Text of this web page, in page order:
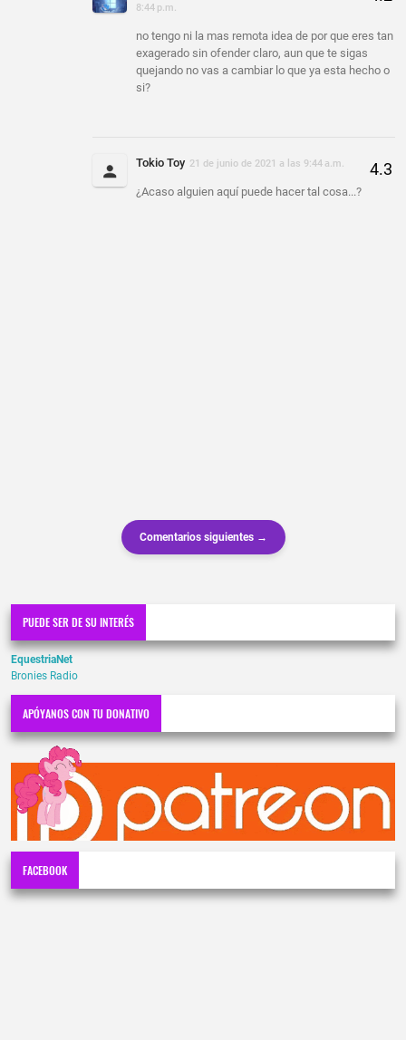
8:44 p.m.
no tengo ni la mas remota idea de por que eres tan
exagerado sin ofender claro, aun que te sigas
quejando no vas a cambiar lo que ya esta hecho o
si?
Tokio Toy 21 de junio de 2021 a las 9:44 a.m.
¿Acaso alguien aquí puede hacer tal cosa...?
Comentarios siguientes →
PUEDE SER DE SU INTERÉS
EquestriaNet
Bronies Radio
APÓYANOS CON TU DONATIVO
FACEBOOK